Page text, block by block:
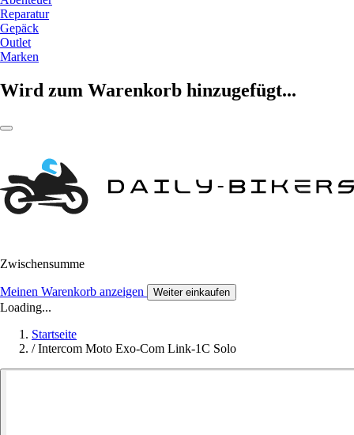
Reparatur
Gepäck
Outlet
Marken
Wird zum Warenkorb hinzugefügt...
Zwischensumme
Meinen Warenkorb anzeigen Weiter einkaufen
Loading...
Startseite
/ Intercom Moto Exo-Com Link-1C Solo